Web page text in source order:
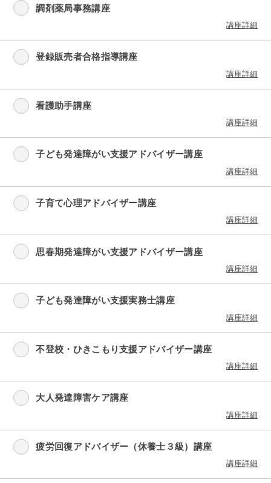
調剤薬局事務講座
講座詳細
登録販売者合格指導講座
講座詳細
看護助手講座
講座詳細
子ども発達障がい支援アドバイザー講座
講座詳細
子育て心理アドバイザー講座
講座詳細
思春期発達障がい支援アドバイザー講座
講座詳細
子ども発達障がい支援実務士講座
講座詳細
不登校・ひきこもり支援アドバイザー講座
講座詳細
大人発達障害ケア講座
講座詳細
疲労回復アドバイザー（休養士３級）講座
講座詳細